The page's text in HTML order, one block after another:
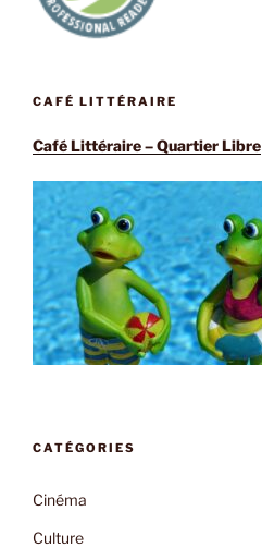
CAFÉ LITTÉRAIRE
Café Littéraire – Quartier Libre
CATÉGORIES
Cinéma
Culture